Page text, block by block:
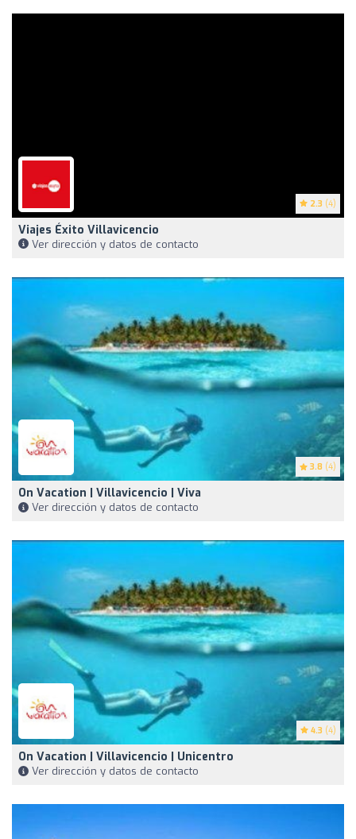
2.3 (4)
Viajes Éxito Villavicencio
Ver dirección y datos de contacto
3.8 (4)
On Vacation | Villavicencio | Viva
Ver dirección y datos de contacto
4.3 (4)
On Vacation | Villavicencio | Unicentro
Ver dirección y datos de contacto